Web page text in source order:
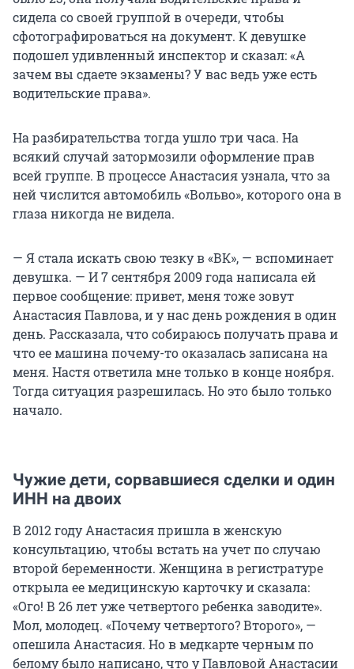
сидела со своей группой в очереди, чтобы
сфотографироваться на документ. К девушке
подошел удивленный инспектор и сказал: «А
зачем вы сдаете экзамены? У вас ведь уже есть
водительские права».
На разбирательства тогда ушло три часа. На
всякий случай затормозили оформление прав
всей группе. В процессе Анастасия узнала, что за
ней числится автомобиль «Вольво», которого она в
глаза никогда не видела.
— Я стала искать свою тезку в «ВК», — вспоминает
девушка. — И 7 сентября 2009 года написала ей
первое сообщение: привет, меня тоже зовут
Анастасия Павлова, и у нас день рождения в один
день. Рассказала, что собираюсь получать права и
что ее машина почему-то оказалась записана на
меня. Настя ответила мне только в конце ноября.
Тогда ситуация разрешилась. Но это было только
начало.
Чужие дети, сорвавшиеся сделки и один
ИНН на двоих
В 2012 году Анастасия пришла в женскую
консультацию, чтобы встать на учет по случаю
второй беременности. Женщина в регистратуре
открыла ее медицинскую карточку и сказала:
«Ого! В 26 лет уже четвертого ребенка заводите».
Мол, молодец. «Почему четвертого? Второго», —
опешила Анастасия. Но в медкарте черным по
белому было написано, что у Павловой Анастасии